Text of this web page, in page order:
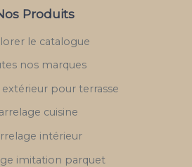
Produits
le catalogue
nos marques
extérieur pour terrasse
cuisine
intérieur
imitation parquet